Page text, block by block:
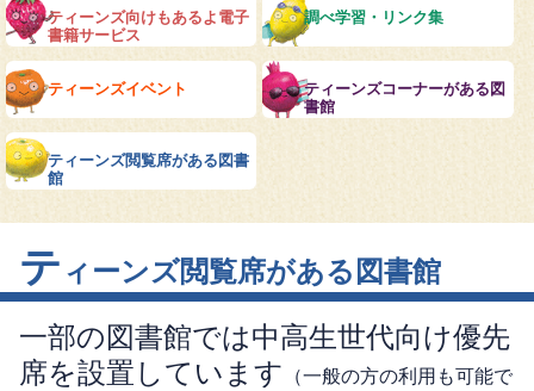
テ ィーンズ閲覧席がある図書館
一部の図書館では中高生世代向け優先
席を設置しています
（一般の方の利用も可能で
ティーンズ向けもあるよ電子
書籍サービス
調べ学習・リンク集
ティーンズイベント
ティーンズコーナーがある図
書館
ティーンズ閲覧席がある図書
館